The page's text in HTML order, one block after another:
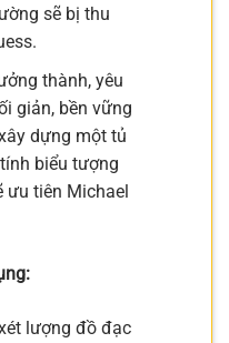
sẽ bị thu
thành, yêu
giản, bền vững
dựng một tủ
biểu tượng
ưu tiên Michael
lượng đồ đạc